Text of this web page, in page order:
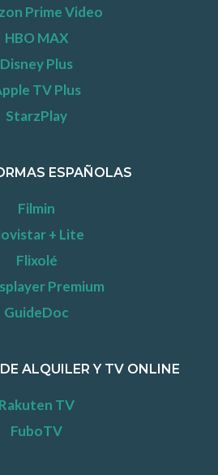
Prime Video
HBO MAX
Disney Plus
TV Plus
StarzPlay
ESPAÑOLAS
Filmin
+ Lite
Flixolé
Premium
GuideDoc
ALQUILER Y TV ONLINE
Rakuten TV
FuboTV